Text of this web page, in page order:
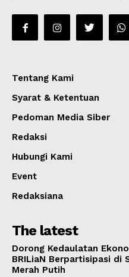
Tentang Kami
Syarat & Ketentuan
Pedoman Media Siber
Redaksi
Hubungi Kami
Event
Redaksiana
The latest
Dorong Kedaulatan
BRILiaN Berpartisipasi di
Merah Putih